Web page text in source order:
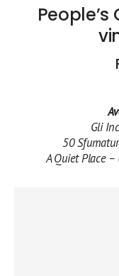
People’s
Gli
50
A Quiet Place